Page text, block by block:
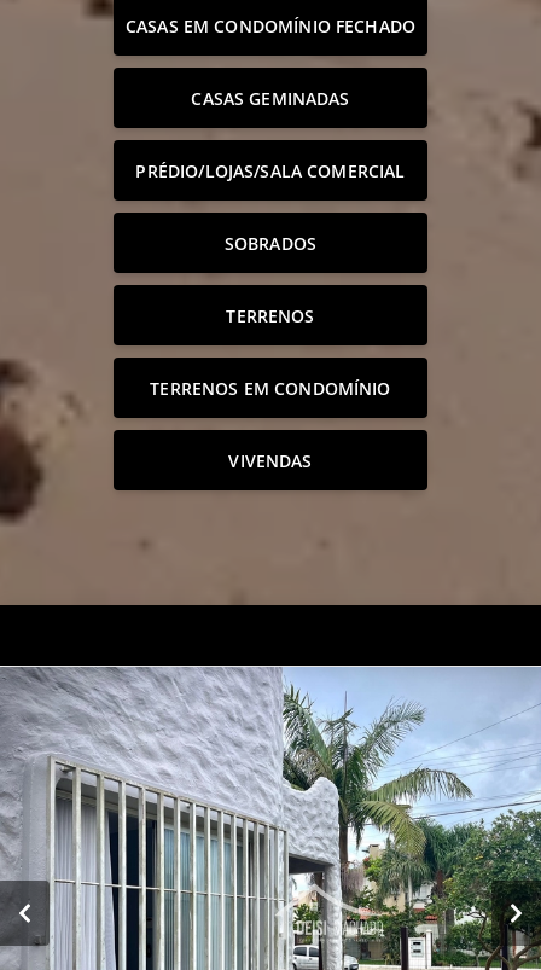
CASAS EM CONDOMÍNIO FECHADO
CASAS GEMINADAS
PRÉDIO/LOJAS/SALA COMERCIAL
SOBRADOS
TERRENOS
TERRENOS EM CONDOMÍNIO
VIVENDAS